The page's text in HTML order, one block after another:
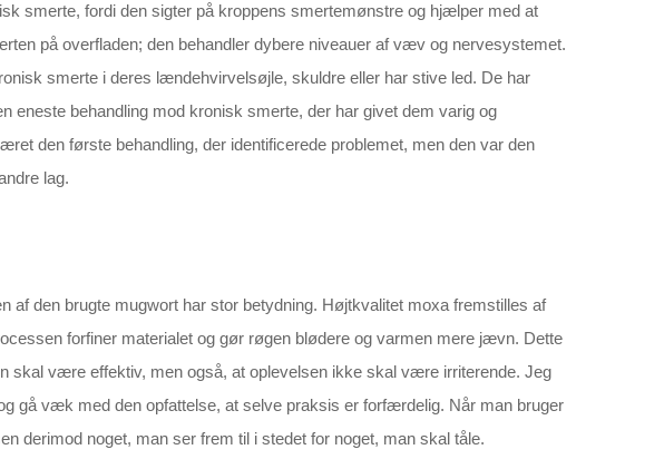
smerte, fordi den sigter på kroppens smertemønstre og hjælper med at
på overfladen; den behandler dybere niveauer af væv og nervesystemet.
smerte i deres lændehvirvelsøjle, skuldre eller har stive led. De har
eneste behandling mod kronisk smerte, der har givet dem varig og
den første behandling, der identificerede problemet, men den var den
lag.
af den brugte mugwort har stor betydning. Højtkvalitet moxa fremstilles af
forfiner materialet og gør røgen blødere og varmen mere jævn. Dette
skal være effektiv, men også, at oplevelsen ikke skal være irriterende. Jeg
gå væk med den opfattelse, at selve praksis er forfærdelig. Når man bruger
derimod noget, man ser frem til i stedet for noget, man skal tåle.